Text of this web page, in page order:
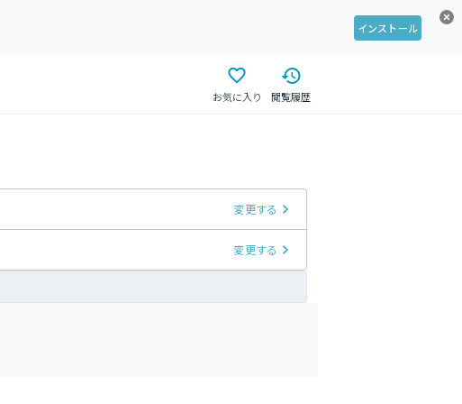
インストール
お気に入り 閲覧履歴
変更する
変更する